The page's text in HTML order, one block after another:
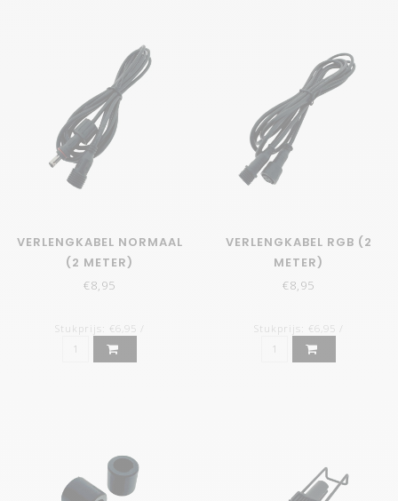
VERLENGKABEL NORMAAL
(2 METER)
€8,95
Stukprijs: €6,95 /
VERLENGKABEL RGB (2
METER)
€8,95
Stukprijs: €6,95 /